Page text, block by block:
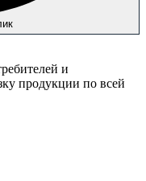
и
продукции по всей